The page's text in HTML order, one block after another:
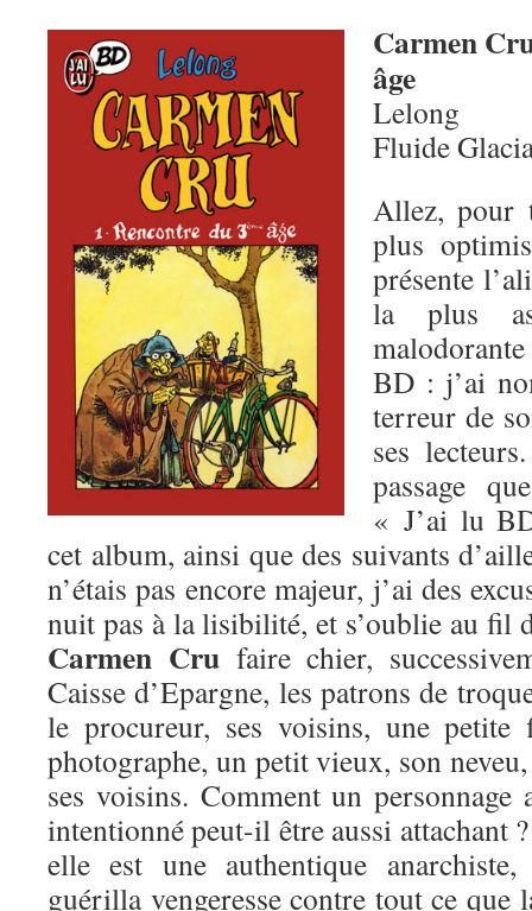
Carmen
âge
Lelong
Fluide
Allez, pour
plus
présente
la plus
BD : j’ai
terreur de
ses
passage
« J’ai lu
cet album, ainsi que des suivants
n’étais pas encore majeur, j’ai des
nuit pas à la lisibilité, et s’oublie au fil
Carmen Crufaire chier,
Caisse d’Epargne, les patrons de
le procureur, ses voisins, une
photographe, un petit vieux, son
ses voisins. Comment un personnage
intentionné peut-il être aussi attachant
elle est une authentique
guérilla vengeresse contre tout ce que